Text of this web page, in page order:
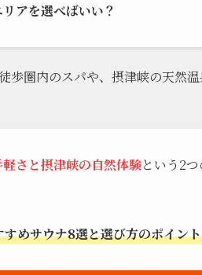
アを選べばいい？
歩圏内のスパや、摂津峡の天然
さと摂津峡の自然体験という2
すめサウナ8選と選び方のポイン